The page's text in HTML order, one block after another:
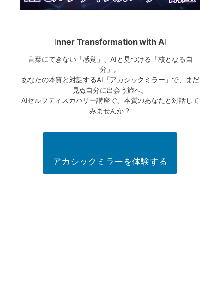
Inner Transformation with AI
言葉にできない「感覚」、AIと見つける「核となる自
分」。
あなたの本質と対話するAI「アカシックミラー」で、まだ
見ぬ自分に出会う旅へ。
AIセルフディスカバリー講座で、本質のあなたと対話して
みませんか？
アカシックミラーを体験する